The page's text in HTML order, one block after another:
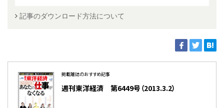
記事のダウンロード方法について
掲載雑誌のおすすめ記事
週刊東洋経済 第6449号（2013.3.2）